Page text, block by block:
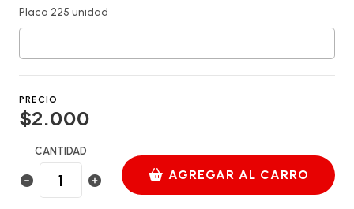
Placa 225 unidad
PRECIO
$2.000
CANTIDAD
AGREGAR AL CARRO